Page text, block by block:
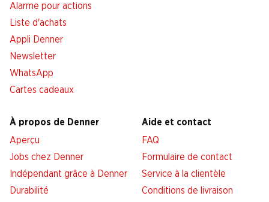
Alarme pour actions
Liste d'achats
Appli Denner
Newsletter
WhatsApp
Cartes cadeaux
À propos de Denner
Aperçu
Jobs chez Denner
Indépendant grâce à Denner
Durabilité
Aide et contact
FAQ
Formulaire de contact
Service à la clientèle
Conditions de livraison